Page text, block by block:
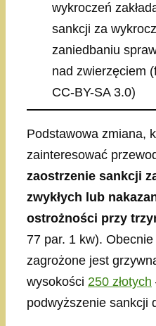
wykroczeń
sankcji za
zaniedbaniu
nad zwierzęciem
CC-BY-SA 3.0)
Podstawowa zmiana,
zainteresować
zaostrzenie sankcji
zwykłych lub
ostrożności przy
77 par. 1 kw).
zagrożone jest
wysokości 250 złotych
podwyższenie sankcji